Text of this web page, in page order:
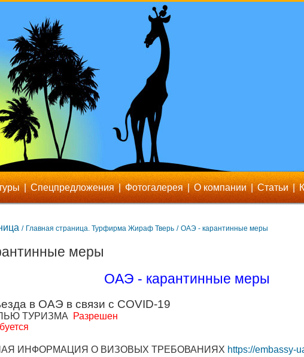
| Спецпредложения | Фотогалерея | О компании | Статьи |
/ Главная страница. Турфирма Жираф Тверь / ОАЭ - карантинные меры
меры
ОАЭ - карантинные меры
в ОАЭ в связи с COVID-19
ТУРИЗМА
Разрешен
ИНФОРМАЦИЯ О ВИЗОВЫХ ТРЕБОВАНИЯХ https://embassy-